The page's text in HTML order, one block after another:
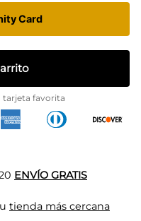
Card
tarjeta favorita
ENVÍO GRATIS
tienda más cercana